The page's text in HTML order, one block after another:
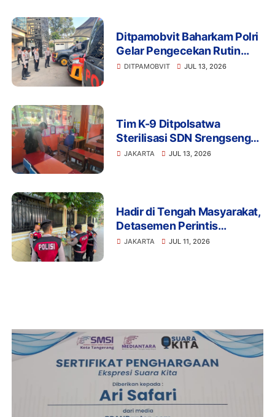
Ditpamobvit Baharkam Polri
Gelar Pengecekan Rutin
Kendaraan Dinas dan
DITPAMOBVIT JUL 13, 2026
Tim K-9 Ditpolsatwa
Sterilisasi SDN Srengseng
Sawah 15 Jaksel Usai
JAKARTA JUL 13, 2026
Hadir di Tengah Masyarakat,
Detasemen Perintis
Korsabhara Polri Gelar
JAKARTA JUL 11, 2026